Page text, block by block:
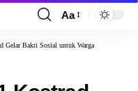
Aa
Gelar Bakti Sosial untuk Warga